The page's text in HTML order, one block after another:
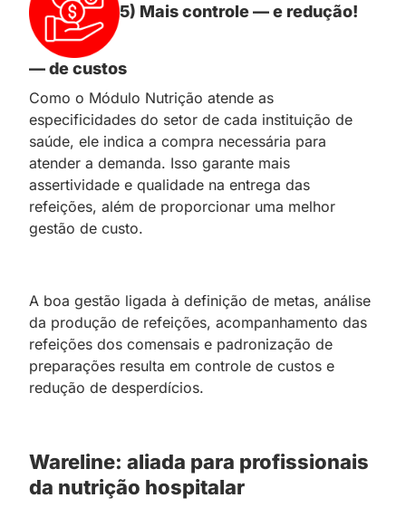
5) Mais controle — e redução!
— de custos
Como o Módulo Nutrição atende as
especificidades do setor de cada instituição de
saúde, ele indica a compra necessária para
atender a demanda. Isso garante mais
assertividade e qualidade na entrega das
refeições, além de proporcionar uma melhor
gestão de custo.
A boa gestão ligada à definição de metas, análise
da produção de refeições, acompanhamento das
refeições dos comensais e padronização de
preparações resulta em controle de custos e
redução de desperdícios.
Wareline: aliada para profissionais
da nutrição hospitalar